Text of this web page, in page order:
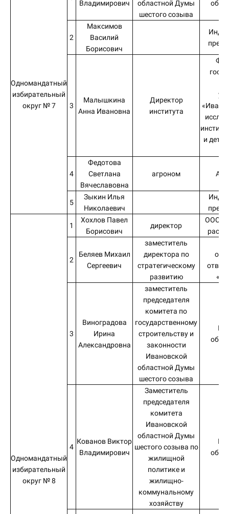
Одномандатный
избирательный
округ № 7
Владимирович
областной Думы
шестого созыва
2
Максимов
Василий
Борисович
3
Малышкина
Анна Ивановна
Директор
института
и
4
Федотова
Светлана
Вячеславовна
агроном АО
5
Зыкин Илья
Николаевич
Одномандатный
избирательный
округ № 8
1
Хохлов Павел
Борисович
директор
ООО
2
Беляев Михаил
Сергеевич
заместитель
директора по
стратегическому
развитию
3
Виноградова
Ирина
Александровна
заместитель
председателя
комитета по
государственному
строительству и
законности
Ивановской
областной Думы
шестого созыва
4
Кованов Виктор
Владимирович
Заместитель
председателя
комитета
Ивановской
областной Думы
шестого созыва по
жилищной
политике и
жилищно-
коммунальному
хозяйству